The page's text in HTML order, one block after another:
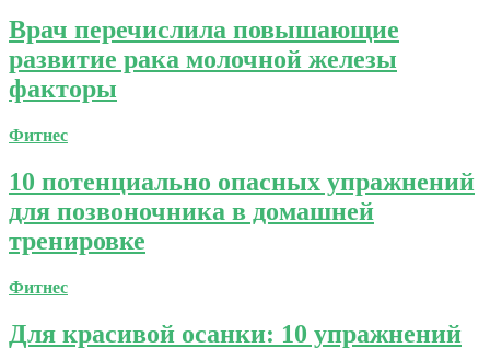
Врач перечислила повышающие
развитие рака молочной железы
факторы
Фитнес
10 потенциально опасных упражнений
для позвоночника в домашней
тренировке
Фитнес
Для красивой осанки: 10 упражнений